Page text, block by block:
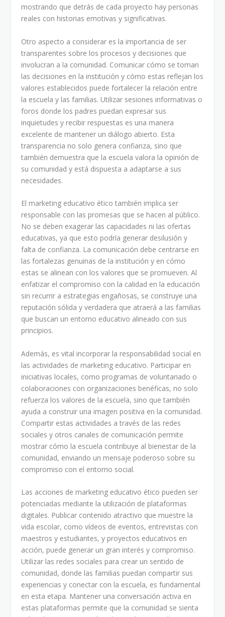
mostrando que detrás de cada proyecto hay personas
reales con historias emotivas y significativas.
Otro aspecto a considerar es la importancia de ser
transparentes sobre los procesos y decisiones que
involucran a la comunidad. Comunicar cómo se toman
las decisiones en la institución y cómo estas reflejan los
valores establecidos puede fortalecer la relación entre
la escuela y las familias. Utilizar sesiones informativas o
foros donde los padres puedan expresar sus
inquietudes y recibir respuestas es una manera
excelente de mantener un diálogo abierto. Esta
transparencia no solo genera confianza, sino que
también demuestra que la escuela valora la opinión de
su comunidad y está dispuesta a adaptarse a sus
necesidades.
El marketing educativo ético también implica ser
responsable con las promesas que se hacen al público.
No se deben exagerar las capacidades ni las ofertas
educativas, ya que esto podría generar desilusión y
falta de confianza. La comunicación debe centrarse en
las fortalezas genuinas de la institución y en cómo
estas se alinean con los valores que se promueven. Al
enfatizar el compromiso con la calidad en la educación
sin recurrir a estrategias engañosas, se construye una
reputación sólida y verdadera que atraerá a las familias
que buscan un entorno educativo alineado con sus
principios.
Además, es vital incorporar la responsabilidad social en
las actividades de marketing educativo. Participar en
iniciativas locales, como programas de voluntariado o
colaboraciones con organizaciones benéficas, no solo
refuerza los valores de la escuela, sino que también
ayuda a construir una imagen positiva en la comunidad.
Compartir estas actividades a través de las redes
sociales y otros canales de comunicación permite
mostrar cómo la escuela contribuye al bienestar de la
comunidad, enviando un mensaje poderoso sobre su
compromiso con el entorno social.
Las acciones de marketing educativo ético pueden ser
potenciadas mediante la utilización de plataformas
digitales. Publicar contenido atractivo que muestre la
vida escolar, como vídeos de eventos, entrevistas con
maestros y estudiantes, y proyectos educativos en
acción, puede generar un gran interés y compromiso.
Utilizar las redes sociales para crear un sentido de
comunidad, donde las familias puedan compartir sus
experiencias y conectar con la escuela, es fundamental
en esta etapa. Mantener una conversación activa en
estas plataformas permite que la comunidad se sienta